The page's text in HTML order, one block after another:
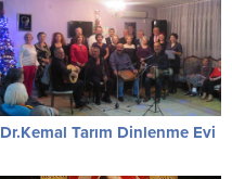
Dr.Kemal Tarım Dinlenme Evi